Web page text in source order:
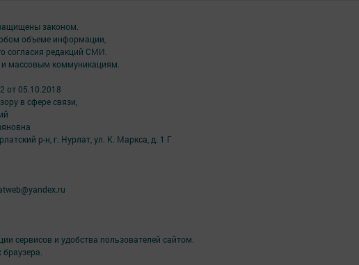
законом.
объеме информации,
согласия редакций СМИ.
и массовым коммуникациям.
от 05.10.2018
в сфере связи,
р-н, г. Нурлат, ул. К. Маркса, д. 1 Г
сервисов и удобства пользователей сайтом.